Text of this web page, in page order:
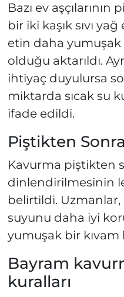
Bazı ev
bir iki kaşık sıvı
etin daha yumuşak
olduğu aktarıldı.
ihtiyaç duyulursa
miktarda sıcak su
ifade edildi.
Piştikten
Kavurma piştikten
dinlendirilmesinin
belirtildi.
suyunu daha iyi
yumuşak bir kıvam
Bayram
kuralları